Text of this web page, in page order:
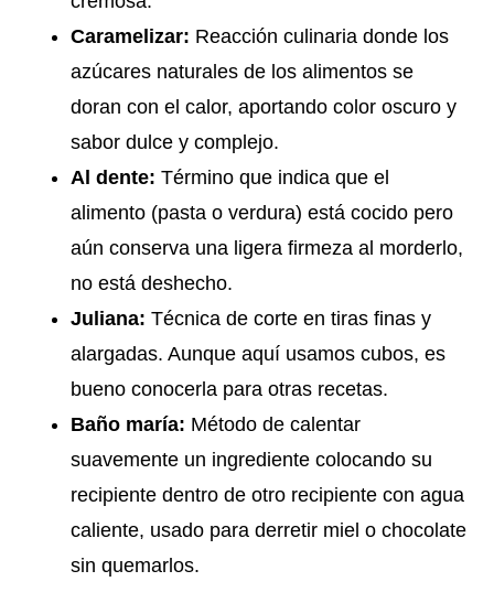
Caramelizar: Reacción culinaria donde los
azúcares naturales de los alimentos se
doran con el calor, aportando color oscuro y
sabor dulce y complejo.
Al dente: Término que indica que el
alimento (pasta o verdura) está cocido pero
aún conserva una ligera firmeza al morderlo,
no está deshecho.
Juliana: Técnica de corte en tiras finas y
alargadas. Aunque aquí usamos cubos, es
bueno conocerla para otras recetas.
Baño maría: Método de calentar
suavemente un ingrediente colocando su
recipiente dentro de otro recipiente con agua
caliente, usado para derretir miel o chocolate
sin quemarlos.